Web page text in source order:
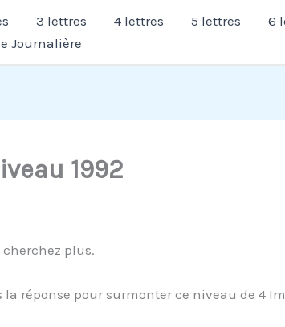
3 lettres 4 lettres 5 lettres 6
Journalière
1992
cherchez plus.
réponse pour surmonter ce niveau de 4